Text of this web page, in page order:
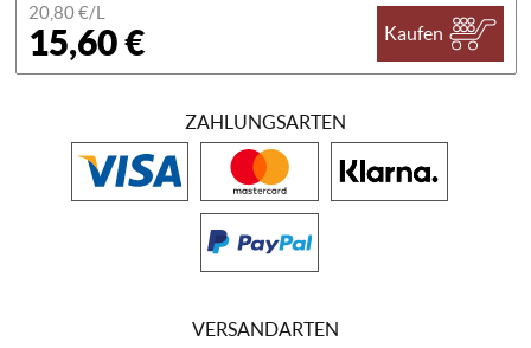
20,80 €/L
15,60 € Kaufen
ZAHLUNGSARTEN
VERSANDARTEN